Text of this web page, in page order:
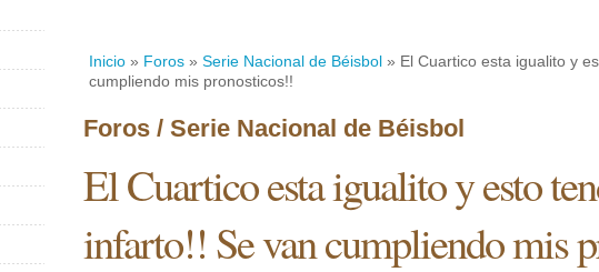
Inicio » Foros » Serie Nacional de Béisbol » El Cuartico esta igualito y
cumpliendo mis pronosticos!!
Foros / Serie Nacional de Béisbol
El Cuartico esta igualito y esto
infarto!! Se van cumpliendo mis